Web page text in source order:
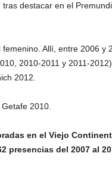
destacar en el
Allí, entre 2006 y
2010-2011 y 2011-
2012.
2010.
en el Viejo
presencias del 2007 al